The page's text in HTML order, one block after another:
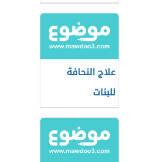
علاج النحافة
للبنات